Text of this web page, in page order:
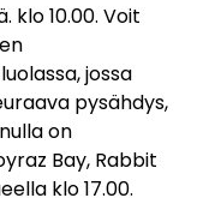
klo 10.00. Voit
jossa
pysähdys,
on
Bay, Rabbit
klo 17.00.